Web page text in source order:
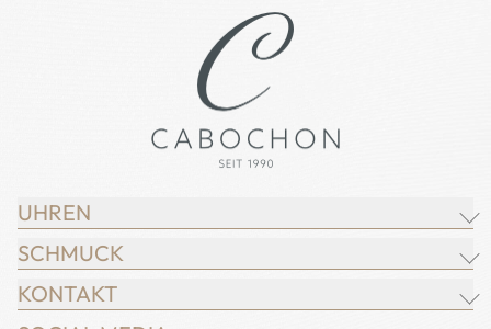
UHREN
BREITLING
CHOPARD
SCHMUCK
JUWELIER CABOCHON
KONTAKT